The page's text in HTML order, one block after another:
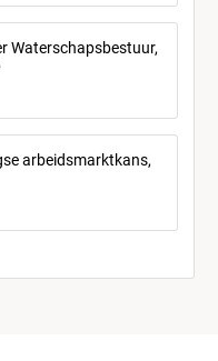
Waterschapsbestuur,
arbeidsmarktkans,